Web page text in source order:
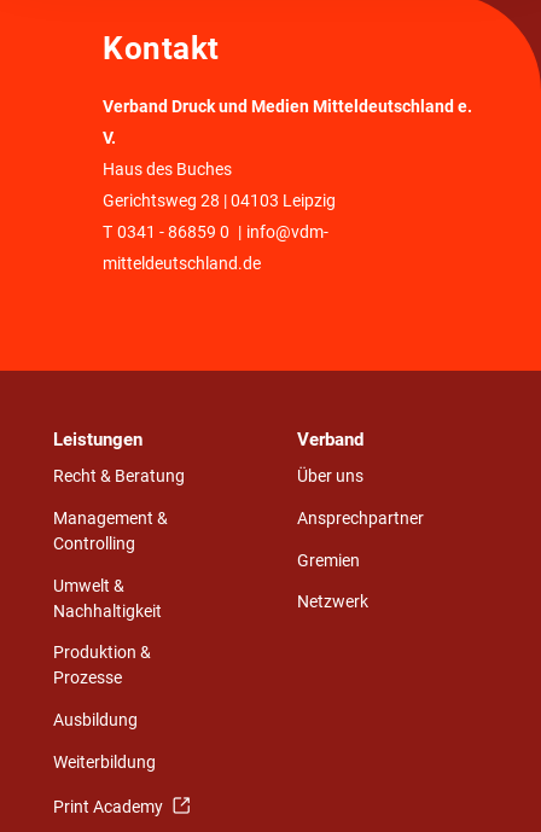
Kontakt
Verband Druck und Medien Mitteldeutschland e.
V.
Haus des Buches
Gerichtsweg 28 | 04103 Leipzig
T 0341 - 86859 0 | info@vdm-
mitteldeutschland.de
Leistungen
Recht & Beratung
Management &
Controlling
Umwelt &
Nachhaltigkeit
Produktion &
Prozesse
Ausbildung
Weiterbildung
Print Academy
Verband
Über uns
Ansprechpartner
Gremien
Netzwerk